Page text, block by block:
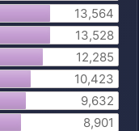
13,564
13,528
12,285
10,423
9,632
8,901